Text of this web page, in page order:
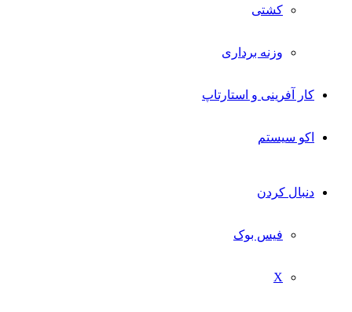
کشتی
وزنه برداری
کار آفرینی و استارتاپ
اکو سیستم
دنبال کردن
فیس بوک
X